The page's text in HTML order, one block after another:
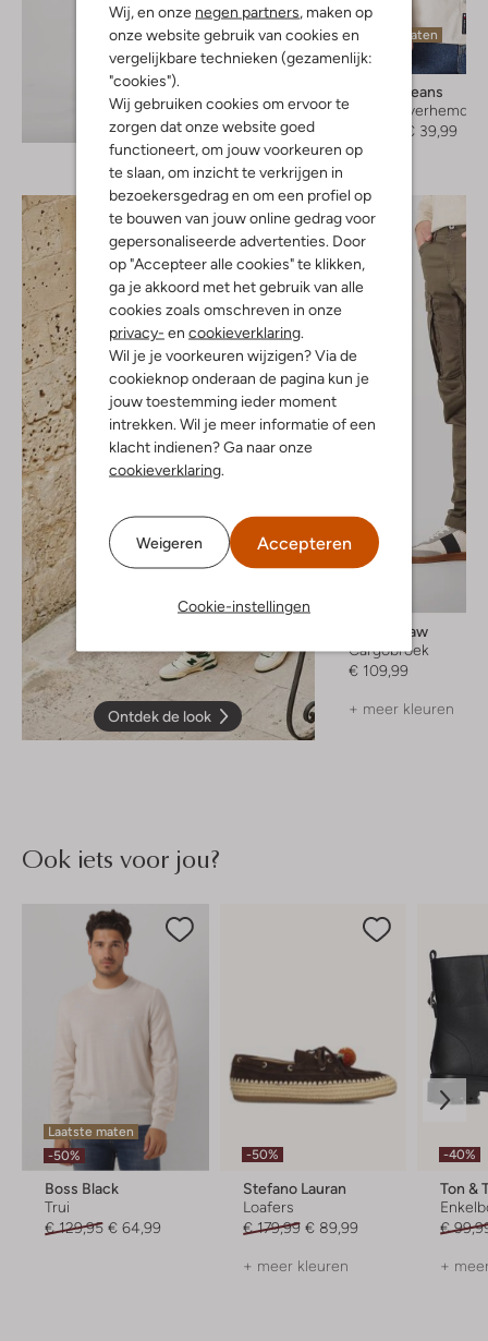
Wij, en onze negen partners, maken op
onze website gebruik van cookies en
vergelijkbare technieken (gezamenlijk:
"cookies").
Wij gebruiken cookies om ervoor te
zorgen dat onze website goed
functioneert, om jouw voorkeuren op
te slaan, om inzicht te verkrijgen in
bezoekersgedrag en om een profiel op
te bouwen van jouw online gedrag voor
gepersonaliseerde advertenties. Door
op "Accepteer alle cookies" te klikken,
ga je akkoord met het gebruik van alle
cookies zoals omschreven in onze
privacy- en cookieverklaring.
Wil je je voorkeuren wijzigen? Via de
cookieknop onderaan de pagina kun je
jouw toestemming ieder moment
intrekken. Wil je meer informatie of een
klacht indienen? Ga naar onze
cookieverklaring.
Weigeren Accepteren
Cookie-instellingen
Ontdek de look
Laatste maten
-60%
Tommy Jeans
Casual overhemd
€ 39,99
Ontdek de look
G-Star Raw
Cargobroek
€ 109,99
+ meer kleuren
Ook iets voor jou?
Laatste maten
-50%
Boss Black
Trui
€ 129,95 € 64,99
-50%
Stefano Lauran
Loafers
€ 179,99 € 89,99
+ meer kleuren
-40%
Ton &
€
+